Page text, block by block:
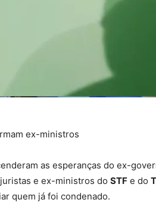
ex-ministros
as esperanças do ex-
e ex-ministros do STF e do
quem já foi condenado.